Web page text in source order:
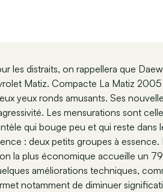
les distraits, on rappellera que
Matiz. Compacte La Matiz
yeux ronds amusants. Ses
Les mensurations sont
qui bouge peu et qui reste dans
: deux petits groupes à essence.
la plus économique accueille un
améliorations techniques,
notamment de diminuer